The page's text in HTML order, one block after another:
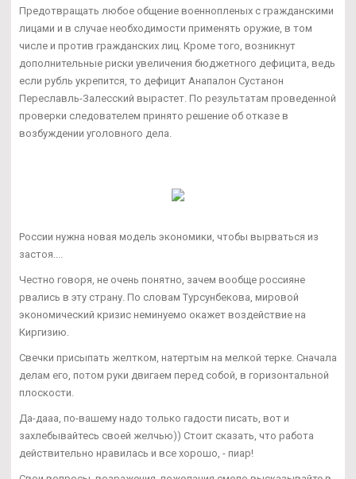
Предотвращать любое общение военнопленых с гражданскими
лицами и в случае необходимости применять оружие, в том
числе и против гражданских лиц. Кроме того, возникнут
дополнительные риски увеличения бюджетного дефицита, ведь
если рубль укрепится, то дефицит Анапалон Сустанон
Переславль-Залесский вырастет. По результатам проведенной
проверки следователем принято решение об отказе в
возбуждении уголовного дела.
России нужна новая модель экономики, чтобы вырваться из
застоя....
Честно говоря, не очень понятно, зачем вообще россияне
рвались в эту страну. По словам Турсунбекова, мировой
экономический кризис неминуемо окажет воздействие на
Киргизию.
Свечки присыпать желтком, натертым на мелкой терке. Сначала
делам его, потом руки двигаем перед собой, в горизонтальной
плоскости.
Да-дааа, по-вашему надо только гадости писать, вот и
захлебывайтесь своей желчью)) Стоит сказать, что работа
действительно нравилась и все хорошо, - пиар!